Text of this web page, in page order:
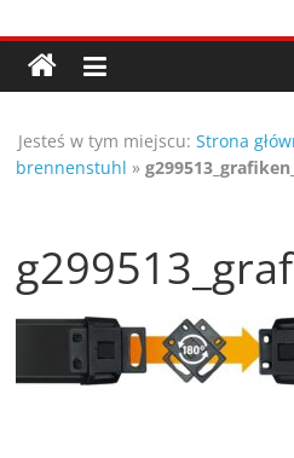
do
treści
Porady,
wskazówki
oraz
ciekawe
rady
–
Jesteś w tym miejscu: Strona
brennenstuhl »